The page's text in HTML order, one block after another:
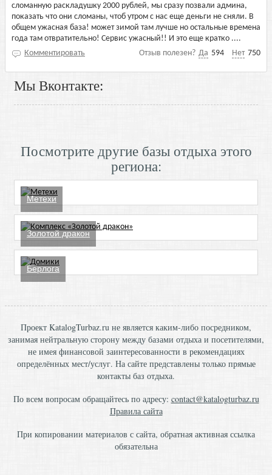
сломанную раскладушку 2000 рублей, мы сразу позвали админа,
показать что они сломаны, чтоб утром с нас еще деньги не сняли. В
общем ужасная база! может зимой там лучше но остальные времена
года там отвратительно! Сервис ужасный!! И это еще кратко ....
Отзыв полезен? Да 594 Нет 750
Комментировать
Мы Вконтакте:
Посмотрите другие базы отдыха этого
региона:
Метехи
Золотой дракон
Берлога
Проект KatalogTurbaz.ru не является каким-либо посредником,
занимая нейтральную сторону между базами отдыха и посетителями,
не имея финансовой заинтересованности в рекомендациях
определённых мест/услуг. На сайте представлены только прямые
контакты баз отдыха.
По всем вопросам обращайтесь по адресу: contact@katalogturbaz.ru
Правила сайта
При копировании материалов с сайта, обратная активная ссылка
обязательна